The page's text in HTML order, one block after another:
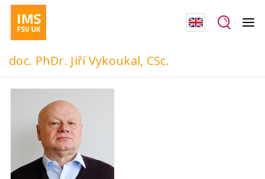
doc. PhDr. Jiří Vykoukal, CSc.